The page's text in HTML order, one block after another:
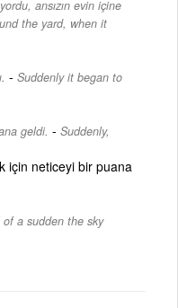
ansızın evin içine
the yard, when it
- Suddenly it began to
geldi. - Suddenly,
için neticeyi bir puana
of a sudden the sky